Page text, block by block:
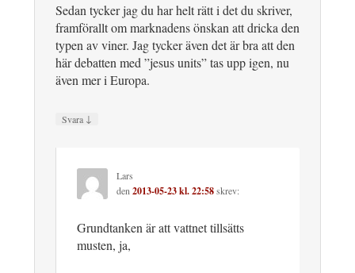
Sedan tycker jag du har helt rätt i det du skriver,
framförallt om marknadens önskan att dricka den
typen av viner. Jag tycker även det är bra att den
här debatten med ”jesus units” tas upp igen, nu
även mer i Europa.
Svara ↓
Lars
den 2013-05-23 kl. 22:58skrev:
Grundtanken är att vattnet tillsätts
musten, ja,